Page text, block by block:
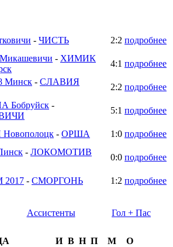
- ЧИСТЬ 2:2 подробнее
- ХИМИК
4:1 подробнее
Минск - СЛАВИЯ
2:2 подробнее
Бобруйск -
5:1 подробнее
- ОРША 1:0 подробнее
- ЛОКОМОТИВ
0:0 подробнее
- СМОРГОНЬ 1:2 подробнее
Ассистенты Гол + Пас
И В Н П М
О